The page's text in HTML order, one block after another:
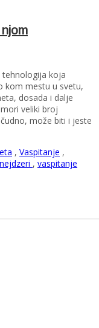
tehnologija koja
kom mestu u svetu,
dosada i dalje
veliki broj
može biti i jeste
, Vaspitanje ,
, vaspitanje